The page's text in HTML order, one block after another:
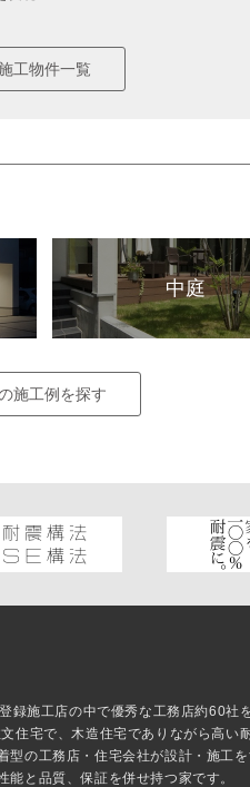
工物件一覧
中庭
施工例を探す
録施工店の中で優秀な工務店約60
住宅で、木造住宅でありながら高い
型の工務店・住宅会社が設計・施工
と品質、保証を併せ持つ家です。